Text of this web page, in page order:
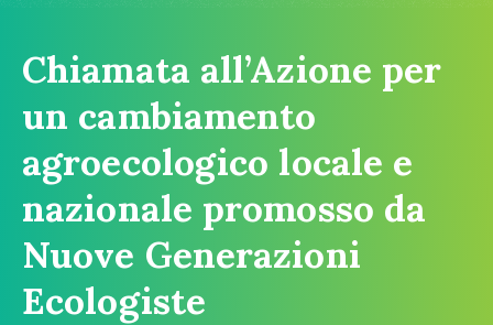
Chiamata all’Azione per
un cambiamento
agroecologico locale e
nazionale promosso da
Nuove Generazioni
Ecologiste